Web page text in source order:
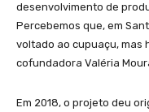
desenvolvimento de
Percebemos que, em
voltado ao cupuaçu, mas
cofundadora Valéria
Em 2018, o projeto deu